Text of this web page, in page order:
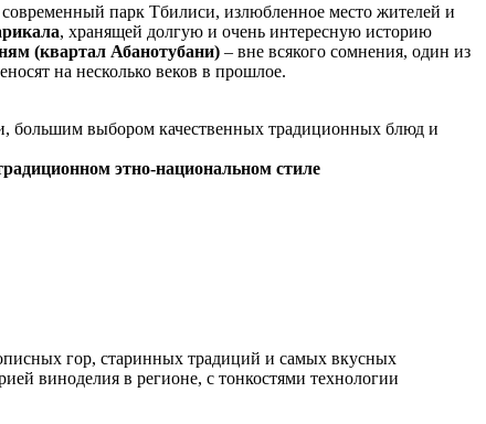
парк Тбилиси, излюбленное место жителей и
, хранящей долгую и очень интересную историю
(квартал Абанотубани) – вне всякого сомнения, один из
на несколько веков в прошлое.
большим выбором качественных традиционных блюд и
этно-национальном стиле
гор, старинных традиций и самых вкусных
виноделия в регионе, с тонкостями технологии